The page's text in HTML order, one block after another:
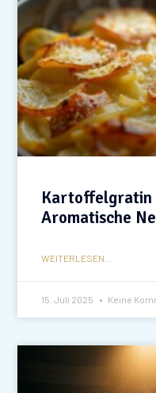
Kartoffelgratin
Aromatische
WEITERLESEN...
15. Juli 2025 Keine